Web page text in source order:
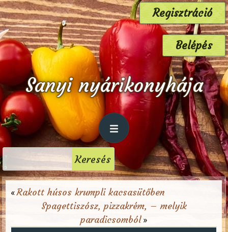
Regisztráció
Belépés
Sanyi nyárikonyhája
«Rakott húsos krumpli kacsasütőben
Spagettiszósz, pizzakrém, – melyik
paradicsomból»